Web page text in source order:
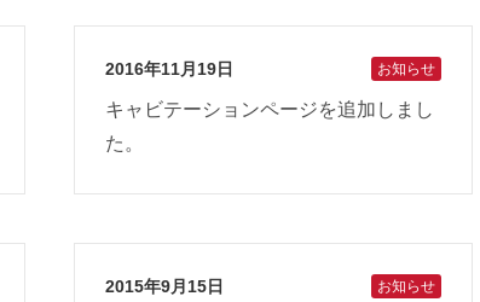
2016年11月19日 お知らせ
キャビテーションページを追加しまし
た。
2015年9月15日 お知らせ